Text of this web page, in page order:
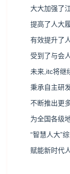
大大加强了
提高了人大
有效提升了
受到了与会
未来,itc将继
秉承自主研
不断推出更
为全国各级
“智慧人大”
赋能新时代